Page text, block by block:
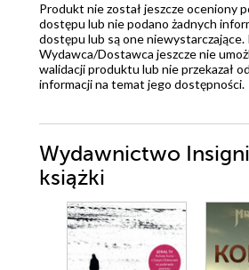
Produkt nie został jeszcze oceniony
dostępu lub nie podano żadnych
dostępu lub są one
Wydawca/Dostawca jeszcze nie
walidacji produktu lub nie przekazał
informacji na temat jego dostępności.
Wydawnictwo
książki